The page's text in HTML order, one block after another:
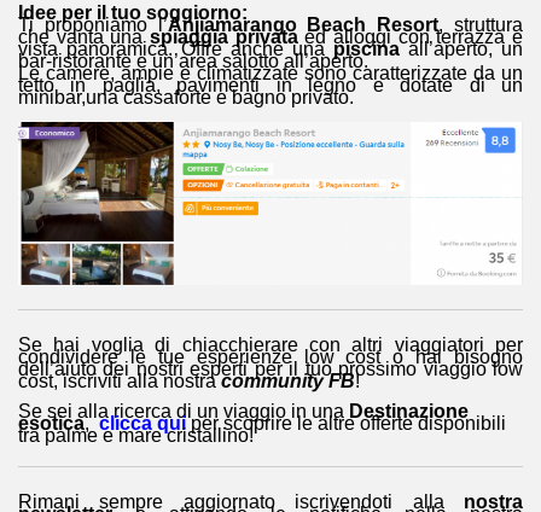
Idee per il tuo soggiorno:
Ti proponiamo l’Anjiamarango Beach Resort, struttura
che vanta unaspiaggia privataed alloggi con terrazza e
vista panoramica. Offre anche una piscinaall’aperto, un
bar-ristorante e un’area salotto all’aperto.
Le camere, ampie e climatizzate sono caratterizzate da un
tetto in paglia, pavimenti in legno e dotate di un
minibar,una cassaforte e bagno privato.
Se hai voglia di chiacchierare con altri viaggiatori per
condividere le tue esperienze low cost o hai bisogno
dell’aiuto dei nostri esperti per il tuo prossimo viaggio low
cost, iscriviti alla nostracommunity FB!
Se sei alla ricerca di un viaggio in una Destinazione
esotica,clicca qui per scoprire le altre offerte disponibili
tra palme e mare cristallino!
Rimani sempre aggiornato iscrivendoti alla nostra